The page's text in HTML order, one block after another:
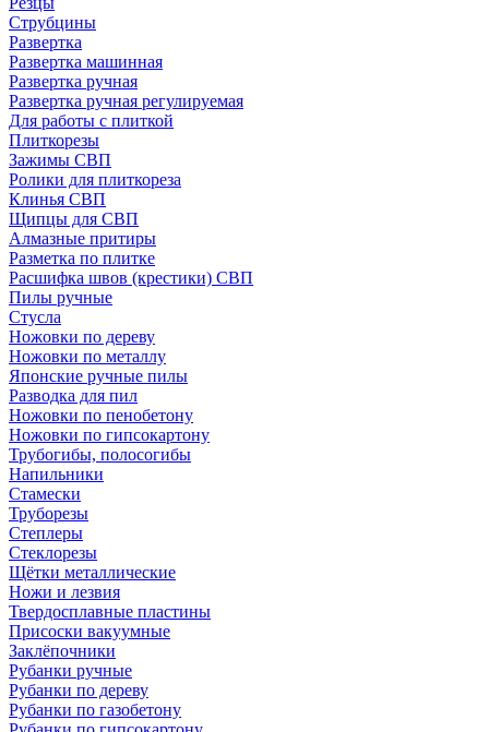
Струбцины
Развертка
Развертка машинная
Развертка ручная
Развертка ручная регулируемая
Для работы с плиткой
Плиткорезы
Зажимы СВП
Ролики для плиткореза
Клинья СВП
Щипцы для СВП
Алмазные притиры
Разметка по плитке
Расшифка швов (крестики) СВП
Пилы ручные
Стусла
Ножовки по дереву
Ножовки по металлу
Японские ручные пилы
Разводка для пил
Ножовки по пенобетону
Ножовки по гипсокартону
Трубогибы, полосогибы
Напильники
Стамески
Труборезы
Степлеры
Стеклорезы
Щётки металлические
Ножи и лезвия
Твердосплавные пластины
Присоски вакуумные
Заклёпочники
Рубанки ручные
Рубанки по дереву
Рубанки по газобетону